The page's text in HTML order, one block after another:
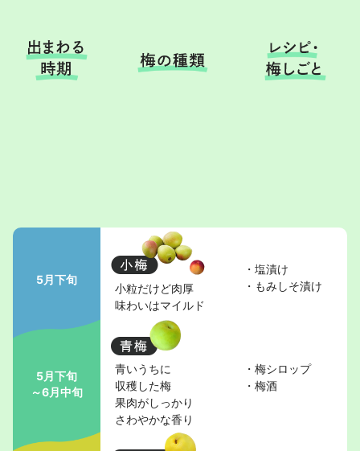
5月下旬
小粒だけど肉厚
味わいはマイルド
・塩漬け
・もみしそ漬け
5月下旬
～6月中旬
青いうちに
収穫した梅
果肉がしっかり
さわやかな香り
・梅シロップ
・梅酒